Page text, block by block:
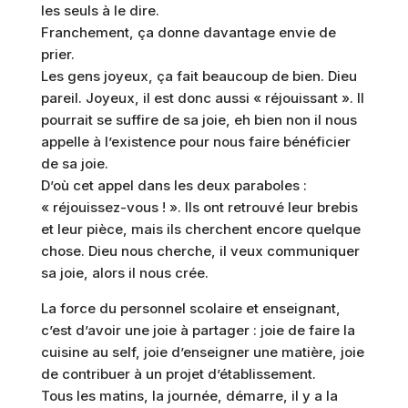
les seuls à le dire.
Franchement, ça donne davantage envie de
prier.
Les gens joyeux, ça fait beaucoup de bien. Dieu
pareil. Joyeux, il est donc aussi « réjouissant ». Il
pourrait se suffire de sa joie, eh bien non il nous
appelle à l’existence pour nous faire bénéficier
de sa joie.
D’où cet appel dans les deux paraboles :
« réjouissez-vous ! ». Ils ont retrouvé leur brebis
et leur pièce, mais ils cherchent encore quelque
chose. Dieu nous cherche, il veux communiquer
sa joie, alors il nous crée.
La force du personnel scolaire et enseignant,
c’est d’avoir une joie à partager : joie de faire la
cuisine au self, joie d’enseigner une matière, joie
de contribuer à un projet d’établissement.
Tous les matins, la journée, démarre, il y a la